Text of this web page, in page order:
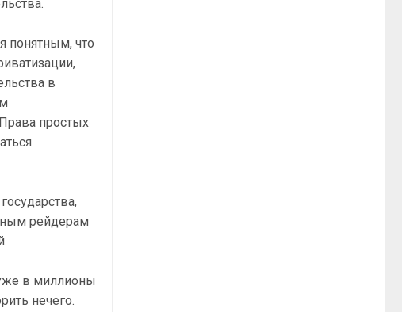
понятным, что
в
простых
рейдерам
в миллионы
нечего.